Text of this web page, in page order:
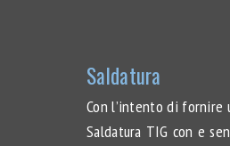
Saldatura
Con l’intento di
Saldatura TIG con e